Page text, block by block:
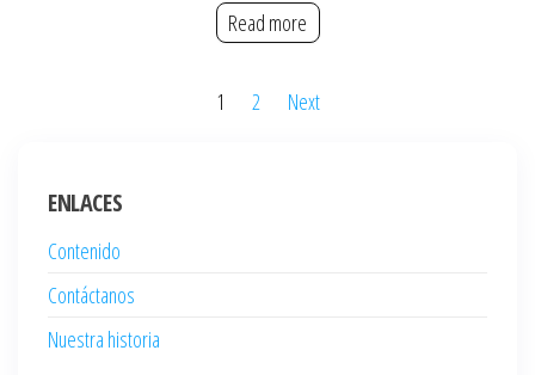
Read more
1 2 Next
ENLACES
Contenido
Contáctanos
Nuestra historia